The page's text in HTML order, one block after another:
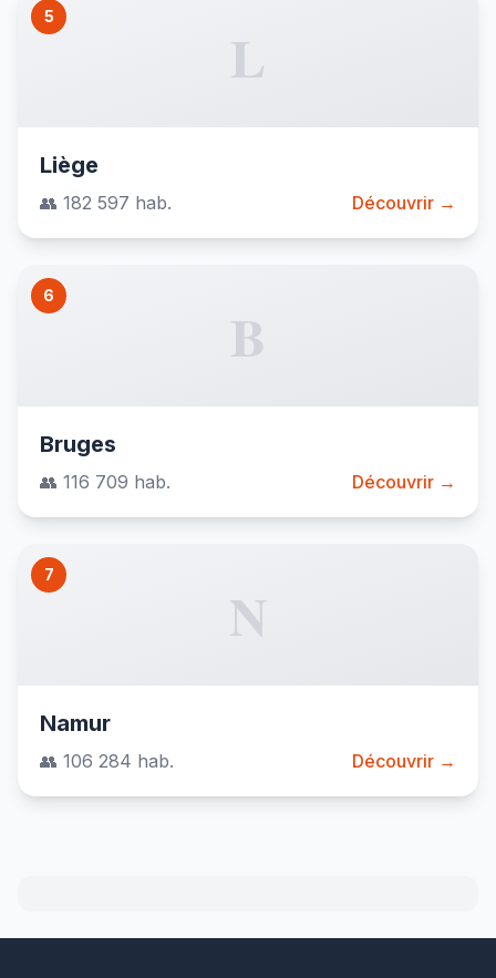
5
L
Liège
👥 182 597 hab. Découvrir →
6
B
Bruges
👥 116 709 hab. Découvrir →
7
N
Namur
👥 106 284 hab. Découvrir →